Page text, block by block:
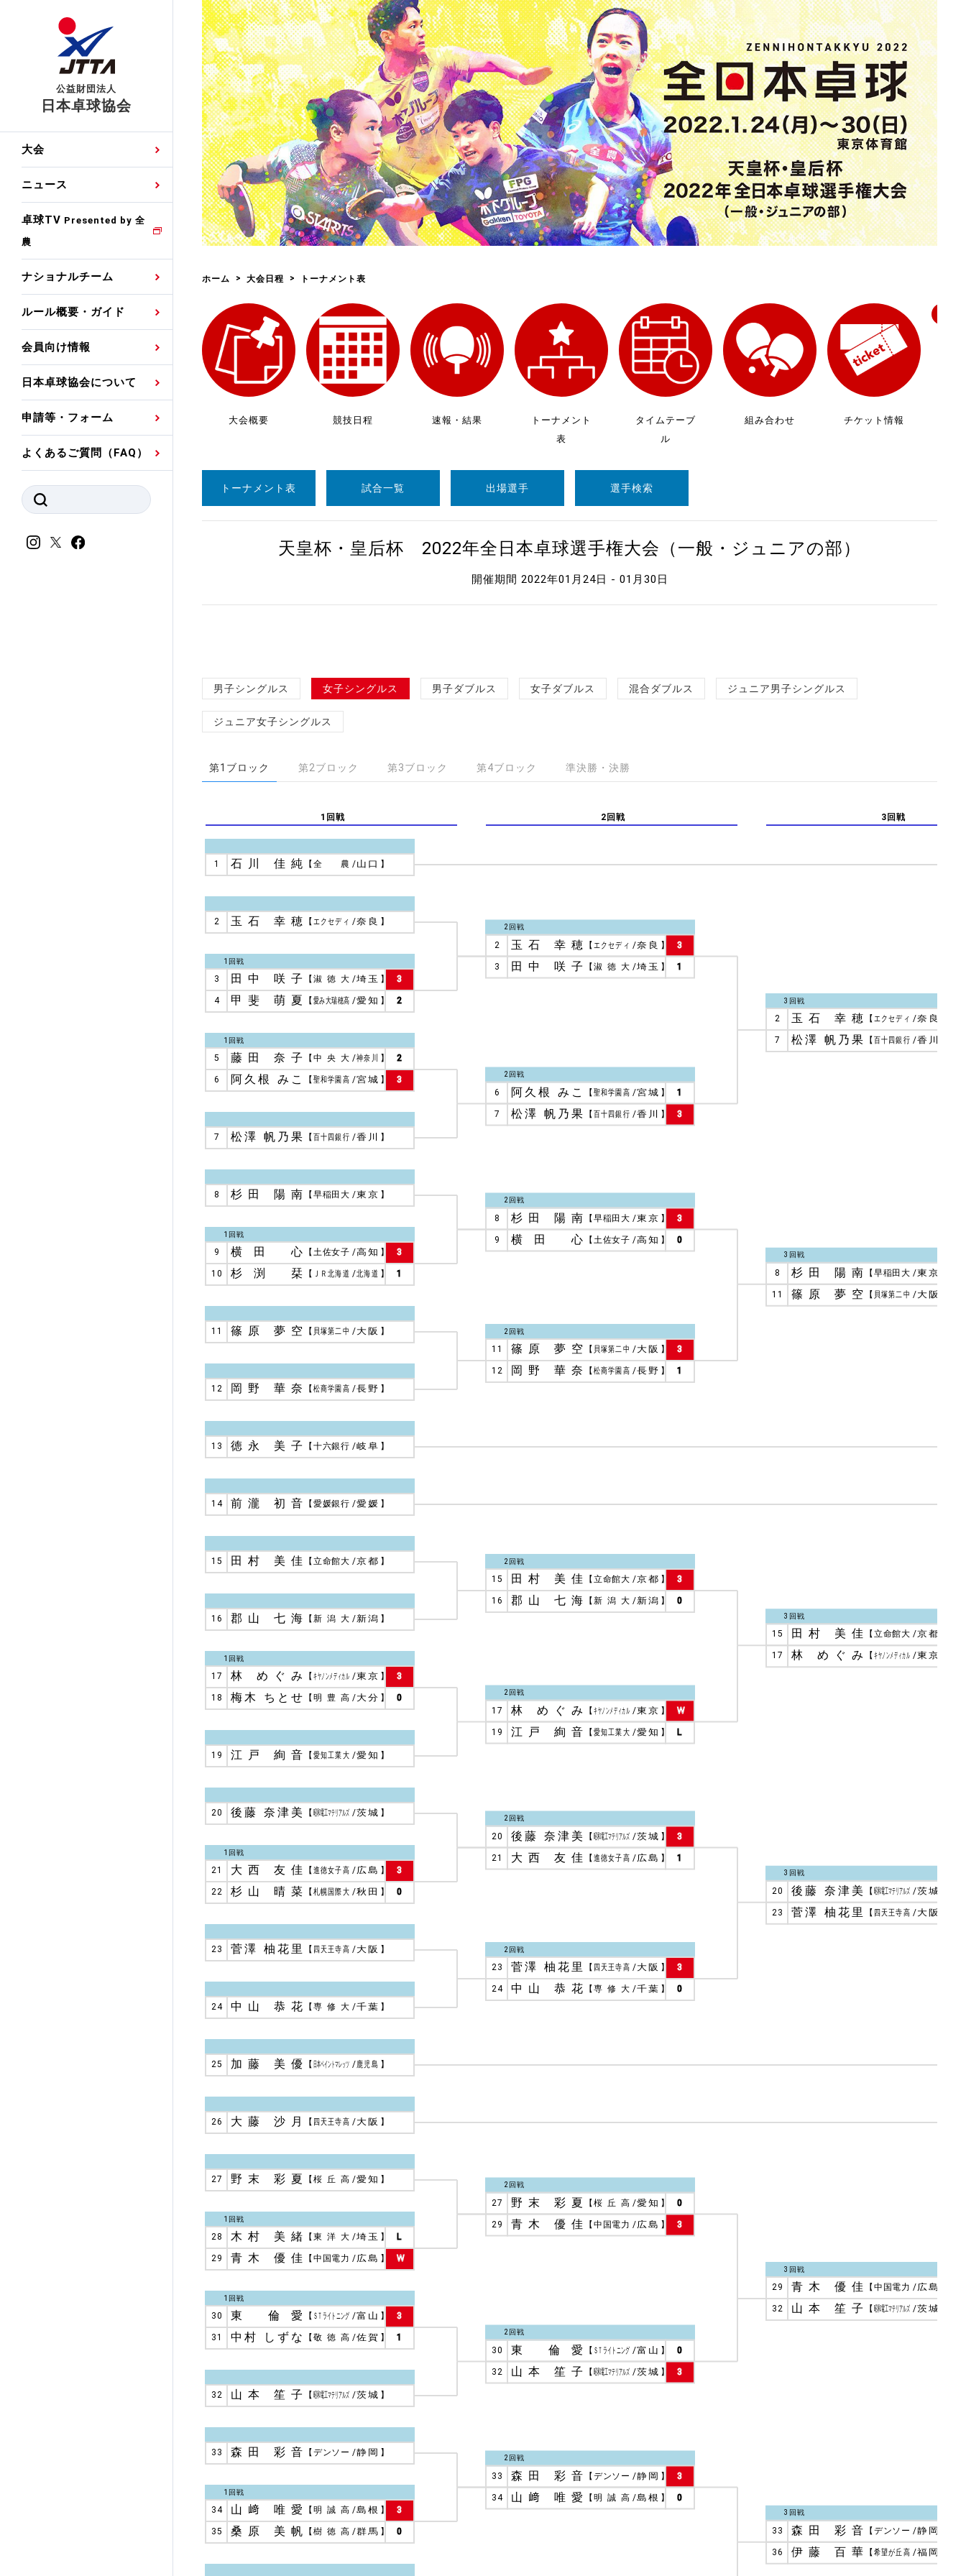
公益財団法人
日本卓球協会
大会 日程
公式記録
国内ランキング
ニュース
大会・試合
日本代表
特集
プレスリリース
競技者(パスウェイ)・審判
その他
卓球TV Presented by 全
農
ナショナルチーム
男子ナショナルチーム選
手・候補
女子ナショナルチーム選
手・候補
男子世界ランキング
女子世界ランキング
各種選考基準
強化スタッフ
ルール概要・ガイド
卓球の基本的なルール
競技規則
観戦ガイド
会員向け情報
協会会員登録
ゼッケンについて
競技者育成事業
公認資格者名簿
公認品一覧
公認メーカー一覧
指導者養成委員会
スポーツ医・科学委員会
日本卓球協会について
卓球協会のミッション
会長あいさつ
役員委員
関連団体代表委員など
規程・お見舞い制度
ハンドブックデータ
申請等・フォーム
国際交流届申込みフォーム
国際大会自主参加申請
競技ウエア広告申請
審判員ネームプレート制作
申込
よくあるご質問（FAQ）
ホーム 大会日程 トーナメント表
大会概要 競技日程 速報・結果
トーナメント
表
タイムテーブ
ル
組み合わせ チケット情報
トーナメント表 試合一覧 出場選手 選手検索
天皇杯・皇后杯 2022年全日本卓球選手権大会（一般・ジュニアの部）
開催期間 2022年01月24日 - 01月30日
男子シングルス 女子シングルス 男子ダブルス 女子ダブルス 混合ダブルス ジュニア男子シングルス
ジュニア女子シングルス
第1ブロック 第2ブロック 第3ブロック 第4ブロック 準決勝・決勝
2回戦
2回戦
3
2 玉石 幸穂 【 エクセディ /奈良 】
1
3 田中 咲子 【淑徳大 /埼玉 】
2回戦
1
6 阿久根 みこ 【聖和学園高 /宮城 】
3
7 松澤 帆乃果 【百十四銀行 /香川 】
2回戦
3
8 杉田 陽南 【早稲田大 /東京 】
0
9 横田 心 【 土佐女子 /高知 】
2回戦
3
11 篠原 夢空 【 貝塚第二中 /大阪 】
1
12 岡野 華奈 【松商学園高 /長野 】
2回戦
3
15 田村 美佳 【立命館大 /京都 】
0
16 郡山 七海 【新潟大 /新潟 】
2回戦
W
17 林 めぐみ 【キヤノンメディカル /東京 】
L
19 江戸 絢音 【愛知工業大 /愛知 】
2回戦
3
20 後藤 奈津美 【昭和電工マテリアルズ /茨城 】
1
21 大西 友佳 【進徳女子高 /広島 】
2回戦
3
23 菅澤 柚花里 【 四天王寺高 /大阪 】
0
24 中山 恭花 【専修大 /千葉 】
2回戦
0
27 野末 彩夏 【桜丘高 /愛知 】
3
29 青木 優佳 【中国電力 /広島 】
2回戦
0
30 東 倫愛 【 ＳＴライトニング /富山 】
3
32 山本 笙子 【昭和電工マテリアルズ /茨城 】
2回戦
3
33 森田 彩音 【デンソー /静岡 】
0
34 山﨑 唯愛 【明誠高 /島根 】
1回戦
1 石川 佳純 【全農 /山口 】
2 玉石 幸穂 【エクセディ /奈良 】
1回戦
3
3 田中 咲子 【淑徳大 /埼玉 】
2
4 甲斐 萌夏 【愛み大瑞穂高 /愛知 】
1回戦
2
5 藤田 奈子 【中央大 /神奈川 】
3
6 阿久根 みこ 【聖和学園高 /宮城 】
7 松澤 帆乃果 【百十四銀行 /香川 】
8 杉田 陽南 【早稲田大 /東京 】
1回戦
3
9 横田 心 【土佐女子 /高知 】
1
10 杉渕 栞 【 ＪＲ北海道 /北海道 】
11 篠原 夢空 【 貝塚第二中 /大阪 】
12 岡野 華奈 【松商学園高 /長野 】
13 徳永 美子 【十六銀行 /岐阜 】
14 前瀧 初音 【愛媛銀行 /愛媛 】
15 田村 美佳 【立命館大 /京都 】
16 郡山 七海 【新潟大 /新潟 】
1回戦
3
17 林 めぐみ 【キヤノンメディカル /東京 】
0
18 梅木 ちとせ 【明豊高 /大分 】
19 江戸 絢音 【愛知工業大 /愛知 】
20 後藤 奈津美 【昭和電工マテリアルズ /茨城 】
1回戦
3
21 大西 友佳 【進徳女子高 /広島 】
0
22 杉山 晴菜 【札幌国際大 /秋田 】
23 菅澤 柚花里 【 四天王寺高 /大阪 】
24 中山 恭花 【専修大 /千葉 】
25 加藤 美優 【日本ペイントマレッツ /鹿児島 】
26 大藤 沙月 【 四天王寺高 /大阪 】
27 野末 彩夏 【桜丘高 /愛知 】
1回戦
L
28 木村 美緒 【東洋大 /埼玉 】
W
29 青木 優佳 【中国電力 /広島 】
1回戦
3
30 東 倫愛 【 ＳＴライトニング /富山 】
1
31 中村 しずな 【敬徳高 /佐賀 】
32 山本 笙子 【昭和電工マテリアルズ /茨城 】
33 森田 彩音 【デンソー /静岡 】
1回戦
3
34 山﨑 唯愛 【明誠高 /島根 】
0
35 桑原 美帆 【樹徳高 /群馬 】
3回戦
3回戦
2 玉石 幸穂 【エクセディ /奈良
7 松澤 帆乃果 【百十四銀行 /香川
3回戦
8 杉田 陽南 【早稲田大 /東京
11 篠原 夢空 【 貝塚第二中 /大阪
3回戦
15 田村 美佳 【 立命館大 /京都
17 林 めぐみ 【 キヤノンメディカル /東京
3回戦
20 後藤 奈津美 【昭和電工マテリアルズ /茨城
23 菅澤 柚花里 【 四天王寺高 /大阪
3回戦
29 青木 優佳 【中国電力 /広島
32 山本 笙子 【昭和電工マテリアルズ /茨城
3回戦
33 森田 彩音 【デンソー /静岡
36 伊藤 百華 【希望が丘高 /福岡